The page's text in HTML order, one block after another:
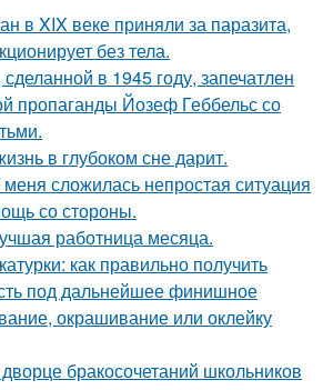
в XIX веке приняли за паразита,
без тела.
в 1945 году, запечатлен
пропаганды Йозеф Геббельс со
в глубоком сне дарит.
сложилась непростая ситуация
со стороны.
работница месяца.
как правильно получить
под дальнейшее финишное
окрашивание или оклейку
бракосочетаний школьников